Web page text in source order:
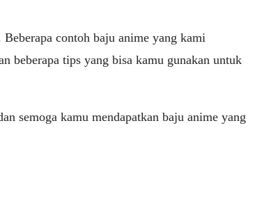
contoh baju anime yang kami
beberapa tips yang bisa kamu gunakan untuk
semoga kamu mendapatkan baju anime yang